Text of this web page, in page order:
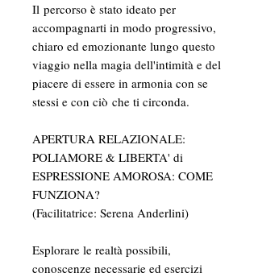
Il percorso è stato ideato per
accompagnarti in modo progressivo,
chiaro ed emozionante lungo questo
viaggio nella magia dell'intimità e del
piacere di essere in armonia con se
stessi e con ciò che ti circonda.
APERTURA RELAZIONALE:
POLIAMORE & LIBERTA' di
ESPRESSIONE AMOROSA: COME
FUNZIONA?
(Facilitatrice: Serena Anderlini)
Esplorare le realtà possibili,
conoscenze necessarie ed esercizi